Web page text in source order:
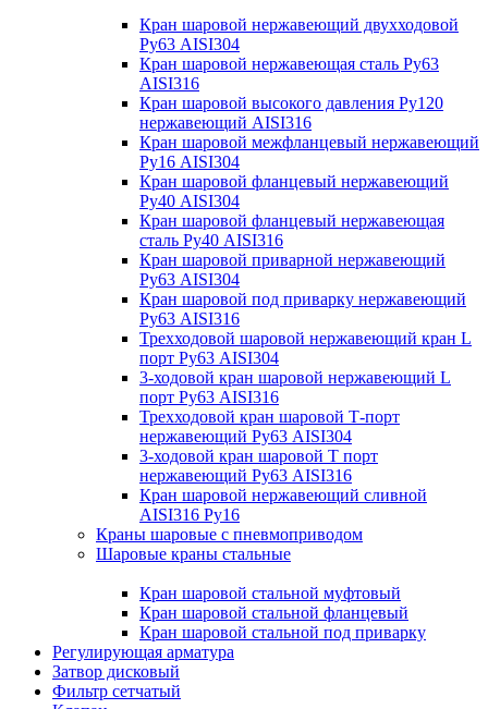
Кран шаровой нержавеющий двухходовой
Ру63 AISI304
Кран шаровой нержавеющая сталь Ру63
AISI316
Кран шаровой высокого давления Ру120
нержавеющий AISI316
Кран шаровой межфланцевый нержавеющий
Ру16 AISI304
Кран шаровой фланцевый нержавеющий
Ру40 AISI304
Кран шаровой фланцевый нержавеющая
сталь Ру40 AISI316
Кран шаровой приварной нержавеющий
Ру63 AISI304
Кран шаровой под приварку нержавеющий
Ру63 AISI316
Трехходовой шаровой нержавеющий кран L
порт Ру63 AISI304
3-ходовой кран шаровой нержавеющий L
порт Ру63 AISI316
Трехходовой кран шаровой Т-порт
нержавеющий Ру63 AISI304
3-ходовой кран шаровой Т порт
нержавеющий Ру63 AISI316
Кран шаровой нержавеющий сливной
AISI316 Ру16
Краны шаровые с пневмоприводом
Шаровые краны стальные
Кран шаровой стальной муфтовый
Кран шаровой стальной фланцевый
Кран шаровой стальной под приварку
Регулирующая арматура
Затвор дисковый
Фильтр сетчатый